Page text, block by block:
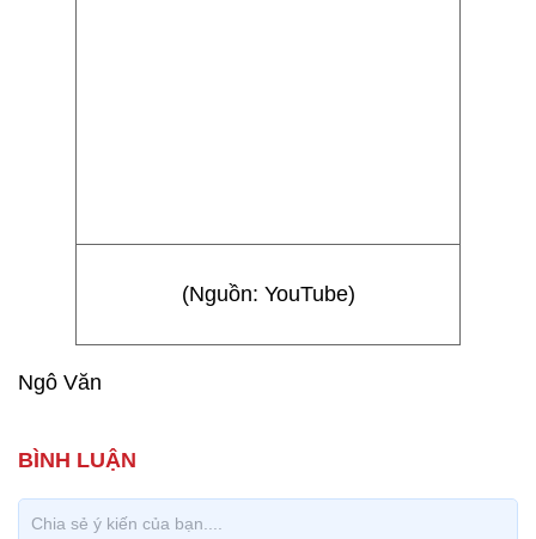
(Nguồn: YouTube)
Ngô Văn